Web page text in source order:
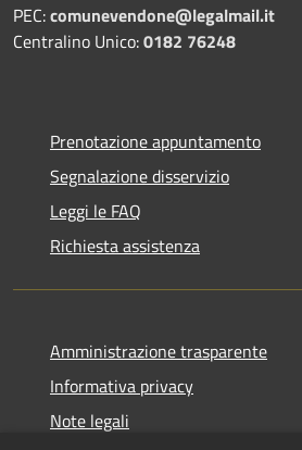
PEC:comunevendone@legalmail.it
Centralino Unico:0182 76248
Prenotazione appuntamento
Segnalazione disservizio
Leggi le FAQ
Richiesta assistenza
Amministrazione trasparente
Informativa privacy
Note legali